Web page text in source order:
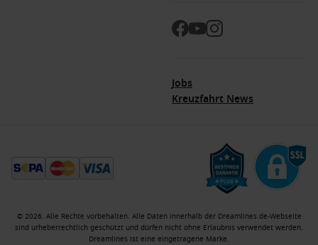
Jobs
Kreuzfahrt News
© 2026. Alle Rechte vorbehalten. Alle Daten innerhalb der Dreamlines.de-Webseite
sind urheberrechtlich geschützt und dürfen nicht ohne Erlaubnis verwendet werden.
Dreamlines ist eine eingetragene Marke.